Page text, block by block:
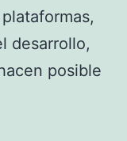
desarrollo,
posible